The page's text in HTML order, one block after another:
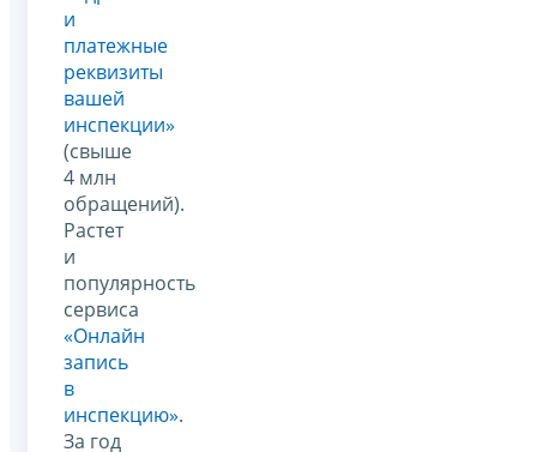
и
платежные
реквизиты
вашей
инспекции»
(свыше
4 млн
обращений).
Растет
и
популярность
сервиса
«Онлайн
запись
в
инспекцию».
За год